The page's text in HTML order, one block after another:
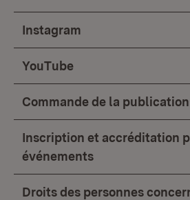
Instagram
YouTube
Commande de la publication
Inscription et accréditation
événements
Droits des personnes